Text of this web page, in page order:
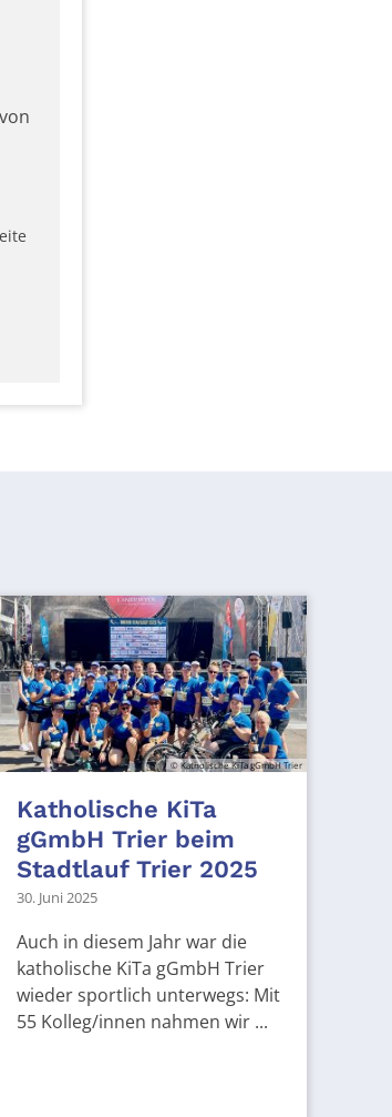
© Katholische KiTa gGmbH Trier
Katholische KiTa
gGmbH Trier beim
Stadtlauf Trier 2025
30. Juni 2025
Auch in diesem Jahr war die
katholische KiTa gGmbH Trier
wieder sportlich unterwegs: Mit
55 Kolleg/innen nahmen wir ...